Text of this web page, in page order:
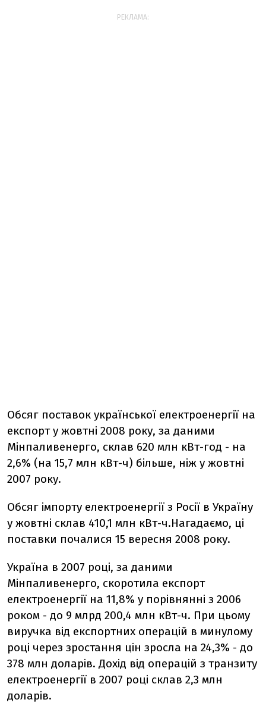
РЕКЛАМА:
Обсяг поставок української електроенергії на
експорт у жовтні 2008 року, за даними
Мінпаливенерго, склав 620 млн кВт-год - на
2,6% (на 15,7 млн кВт-ч) більше, ніж у жовтні
2007 року.
Обсяг імпорту електроенергії з Росії в Україну
у жовтні склав 410,1 млн кВт-ч.Нагадаємо, ці
поставки почалися 15 вересня 2008 року.
Україна в 2007 році, за даними
Мінпаливенерго, скоротила експорт
електроенергії на 11,8% у порівнянні з 2006
роком - до 9 млрд 200,4 млн кВт-ч. При цьому
виручка від експортних операцій в минулому
році через зростання цін зросла на 24,3% - до
378 млн доларів. Дохід від операцій з транзиту
електроенергії в 2007 році склав 2,3 млн
доларів.